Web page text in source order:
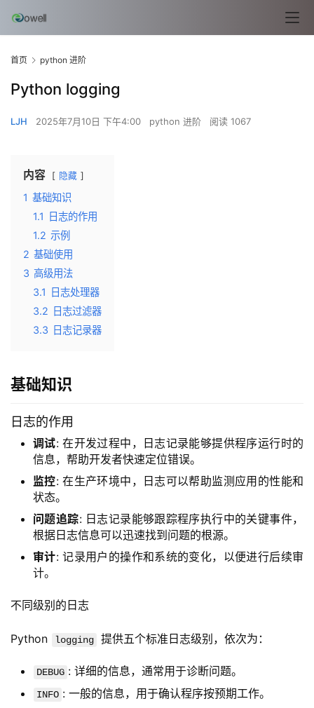
首页 python 进阶
Python logging
LJH 2025年7月10日 下午4:00 python 进阶 阅读 1067
内容 隐藏
1 基础知识
1.1
日志的作用
1.2 示例
2 基础使用
3 高级用法
3.1
日志处理器
3.2 日志过滤器
3.3 日志记录器
基础知识
日志的作用
调试: 在开发过程中，日志记录能够提供程序运行时的
信息，帮助开发者快速定位错误。
监控: 在生产环境中，日志可以帮助监测应用的性能和
状态。
问题追踪: 日志记录能够跟踪程序执行中的关键事件，
根据日志信息可以迅速找到问题的根源。
审计: 记录用户的操作和系统的变化，以便进行后续审
计。
不同级别的日志
Python logging 提供五个标准日志级别，依次为：
DEBUG : 详细的信息，通常用于诊断问题。
INFO : 一般的信息，用于确认程序按预期工作。